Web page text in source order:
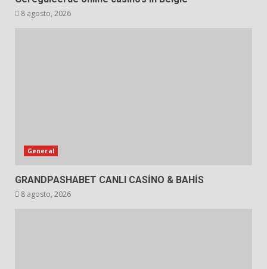
8 agosto, 2026
General
GRANDPASHABET CANLI CASİNO & BAHİS
8 agosto, 2026